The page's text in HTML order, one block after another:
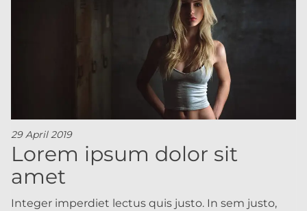
29 April 2019
Lorem ipsum dolor sit
amet
Integer imperdiet lectus quis justo. In sem justo,